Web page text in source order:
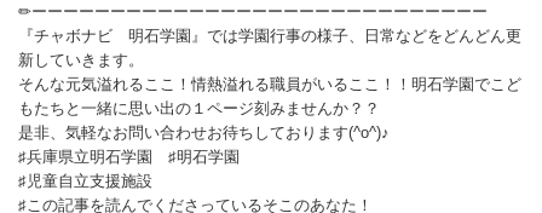
✏ーーーーーーーーーーーーーーーーーーーーーーーーーーーーー
『チャボナビ 明石学園』では学園行事の様子、日常などをどんどん更
新していきます。
そんな元気溢れるここ！情熱溢れる職員がいるここ！！明石学園でこど
もたちと一緒に思い出の１ページ刻みませんか？？
是非、気軽なお問い合わせお待ちしております(^o^)♪
♯兵庫県立明石学園 ♯明石学園
♯児童自立支援施設
♯この記事を読んでくださっているそこのあなた！